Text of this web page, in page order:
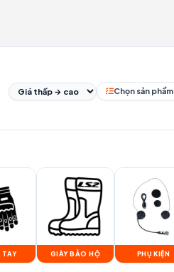
Chọn sản phẩm
TAY GIÀY BẢO HỘ PHỤ KIỆN